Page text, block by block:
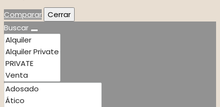
Comparar Cerrar
Buscar